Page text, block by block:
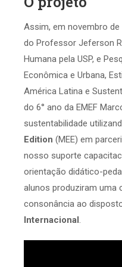
Assim, em novembro
do Professor Jeferson
Humana pela USP, e
Econômica e Urbana,
América Latina e
do 6° ano da EMEF
sustentabilidade
Edition (MEE) em
nosso suporte
orientação didático-
alunos produziram uma
consonância ao
Internacional.